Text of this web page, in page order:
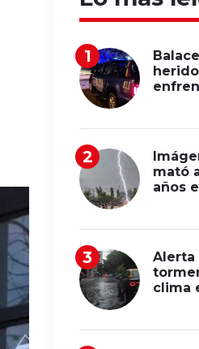
mató
años
Alerta
clima